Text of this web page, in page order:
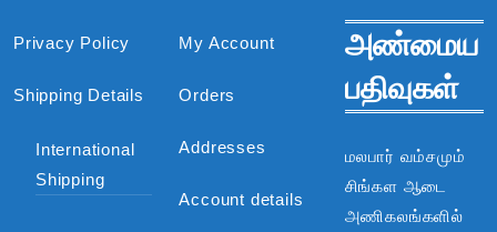
Privacy Policy
Shipping Details
International
Shipping
My Account
Orders
Addresses
Account details
அண்மைய
பதிவுகள்
மலபார் வம்சமும்
சிங்கள ஆடை
அணிகலங்களில்